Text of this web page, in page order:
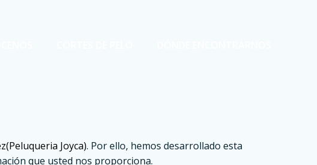
Joyca). Por ello, hemos desarrollado esta
que usted nos proporciona.